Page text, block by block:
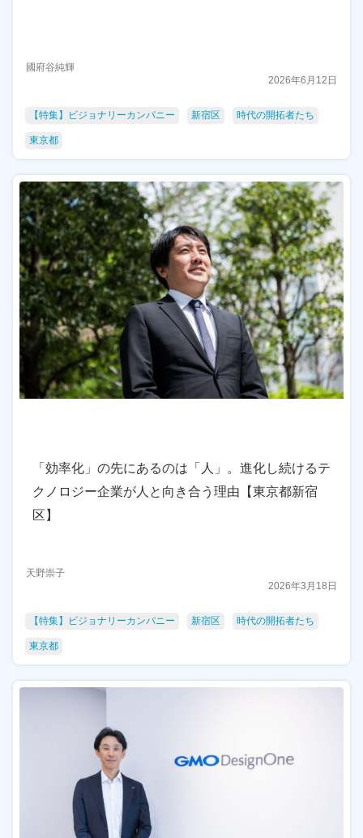
國府谷純輝
2026年6月12日
【特集】ビジョナリーカンパニー 新宿区 時代の開拓者たち
東京都
「効率化」の先にあるのは「人」。進化し続けるテ
クノロジー企業が人と向き合う理由【東京都新宿
区】
天野崇子
2026年3月18日
【特集】ビジョナリーカンパニー 新宿区 時代の開拓者たち
東京都